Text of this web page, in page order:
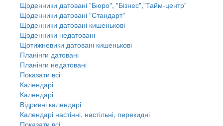
Щоденники датовані "Бюро", "Бізнес","Тайм-центр"
Щоденники датовані "Стандарт"
Щоденники датовані кишенькові
Щоденники недатовані
Щотижневики датовані кишенькові
Планінги датовані
Планінги недатовані
Показати всі
Календарі
Календарі
Відривні календарі
Календарі настінні, настільні, перекидні